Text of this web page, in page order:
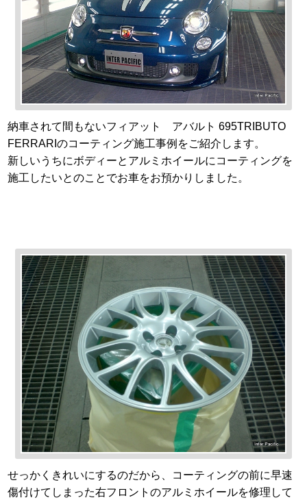
納車されて間もないフィアット アバルト 695TRIBUTO
FERRARIのコーティング施工事例をご紹介します。
新しいうちにボディーとアルミホイールにコーティングを
施工したいとのことでお車をお預かりしました。
せっかくきれいにするのだから、コーティングの前に早速
傷付けてしまった右フロントのアルミホイールを修理して